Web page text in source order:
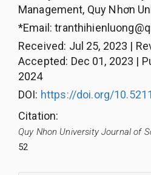
Management, Quy Nhơn
*Email:
Received: Jul 25, 2023 |
Accepted: Dec 01, 2023 |
2024
DOI: https://doi.org/
Citation:
Quy Nhon University Journal of
52